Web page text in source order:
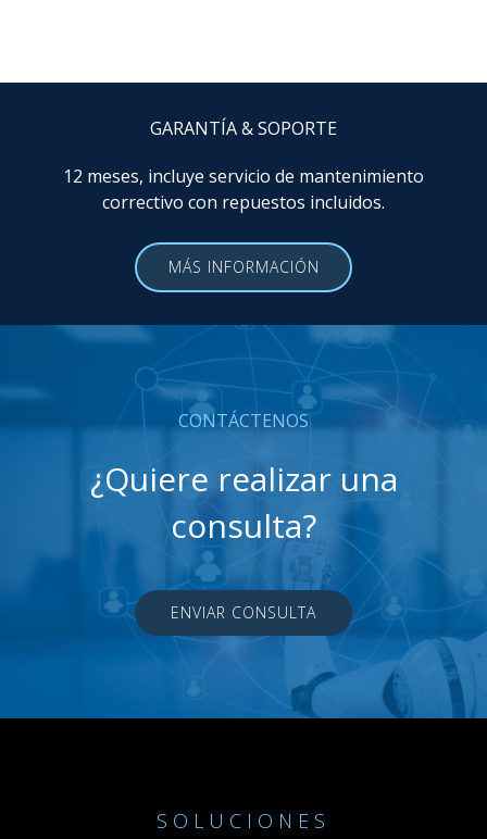
GARANTÍA & SOPORTE
12 meses, incluye servicio de mantenimiento
correctivo con repuestos incluidos.
MÁS INFORMACIÓN
CONTÁCTENOS
¿Quiere realizar una
consulta?
ENVIAR CONSULTA
SOLUCIONES